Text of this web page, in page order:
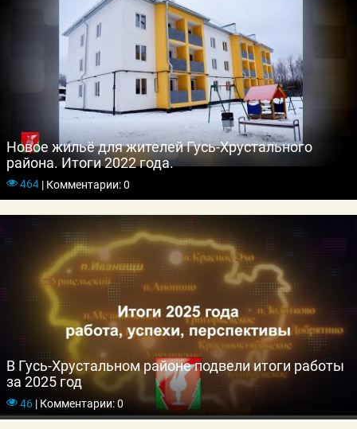
Новое жильё для жителей Гусь-Хрустального
района. Итоги 2022 года.
464 |Комментарии: 0
В Гусь-Хрустальном районе подвели итоги работы
за 2025 год
46 |Комментарии: 0